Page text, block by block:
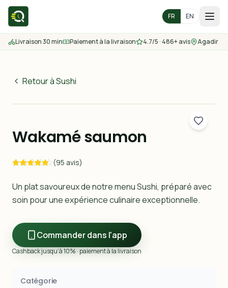
FR EN
Accueil
Menu
Nous contacter
Livraison 30 min Paiement à la livraison 4.7/5 · 486+ avis Agadir
Retour à Sushi
60MAD
Wakamé saumon
(95 avis)
Un plat savoureux de notre menu Sushi, préparé avec
soin pour une expérience culinaire exceptionnelle.
Commander dans l'app
Cashback jusqu’à 10% · paiement à la livraison
Catégorie